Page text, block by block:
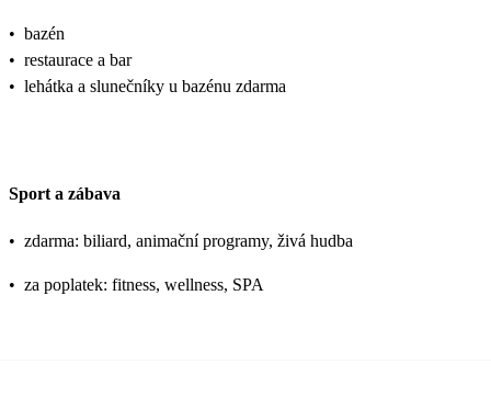
• bazén
• restaurace a bar
• lehátka a slunečníky u bazénu zdarma
Sport a zábava
• zdarma: biliard, animační programy, živá hudba
• za poplatek: fitness, wellness, SPA